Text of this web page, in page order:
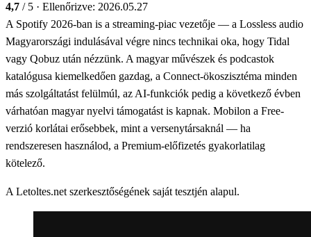
4,7 / 5 · Ellenőrizve: 2026.05.27
A Spotify 2026-ban is a streaming-piac vezetője — a Lossless audio
Magyarországi indulásával végre nincs technikai oka, hogy Tidal
vagy Qobuz után nézzünk. A magyar művészek és podcastok
katalógusa kiemelkedően gazdag, a Connect-ökoszisztéma minden
más szolgáltatást felülmúl, az AI-funkciók pedig a következő évben
várhatóan magyar nyelvi támogatást is kapnak. Mobilon a Free-
verzió korlátai erősebbek, mint a versenytársaknál — ha
rendszeresen használod, a Premium-előfizetés gyakorlatilag
kötelező.
A Letoltes.net szerkesztőségének saját tesztjén alapul.